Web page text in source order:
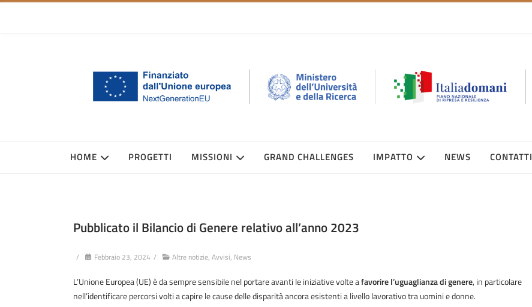
HOME PROGETTI MISSIONI GRAND CHALLENGES IMPATTO NEWS CONTATTI
Pubblicato il Bilancio di Genere relativo all’anno 2023
/ Febbraio 23, 2024 / Altre notizie, Avvisi, News
L’Unione Europea (UE) è da sempre sensibile nel portare avanti le iniziative volte afavorire l’uguaglianza di genere, in particolare
nell’identificare percorsi volti a capire le cause delle disparità ancora esistenti a livello lavorativo tra uomini e donne.